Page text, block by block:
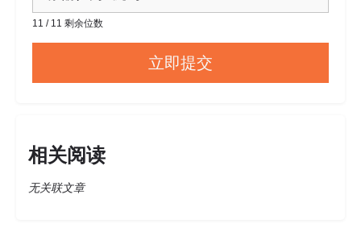
11 / 11 剩余位数
相关阅读
无关联文章